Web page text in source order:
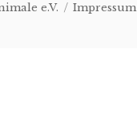
e.V. Impressum